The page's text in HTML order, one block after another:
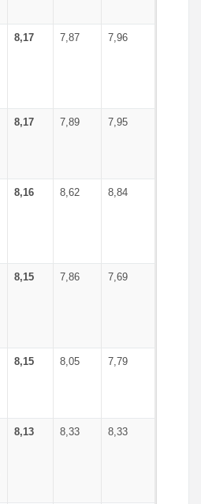
8,17 7,87 7,96
8,17 7,89 7,95
8,16 8,62 8,84
8,15 7,86 7,69
8,15 8,05 7,79
8,13 8,33 8,33